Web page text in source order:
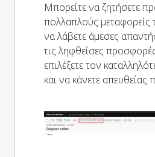
Μπορείτε να ζητήσετε
πολλαπλούς μεταφορείς
να λάβετε άμεσες
τις ληφθείσες
επιλέξετε τον
και να κάνετε απευθείας